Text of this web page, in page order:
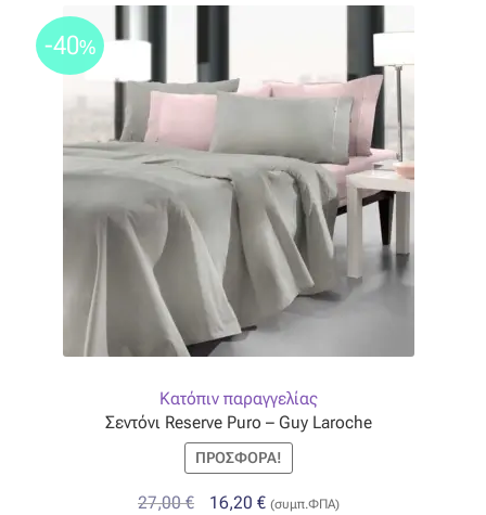
Κατόπιν παραγγελίας
-40%
Σεντόνι Reserve Puro – Guy Laroche
ΠΡΟΣΦΟΡΆ!
27,00€
Original
16,20 €Η(συμπ.ΦΠΑ)